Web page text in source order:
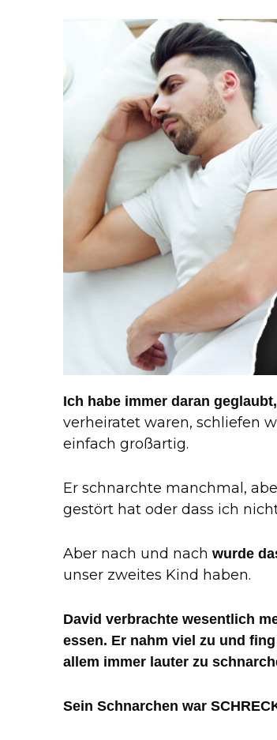
Ich habe immer daran
verheiratet waren, schliefen
einfach großartig.
Er schnarchte manchmal,
gestört hat oder dass ich
Aber nach und nach wurde
unser zweites Kind haben.
David verbrachte wesentlich
essen. Er nahm viel zu und
allem immer lauter zu
Sein Schnarchen war